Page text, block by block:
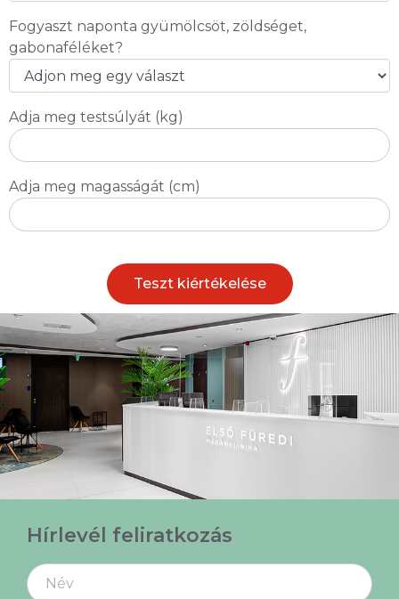
Fogyaszt naponta gyümölcsöt, zöldséget,
gabonaféléket?
Adja meg testsúlyát (kg)
Adja meg magasságát (cm)
Teszt kiértékelése
Hírlevél feliratkozás